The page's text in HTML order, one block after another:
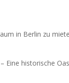
in Berlin zu
Eine historische